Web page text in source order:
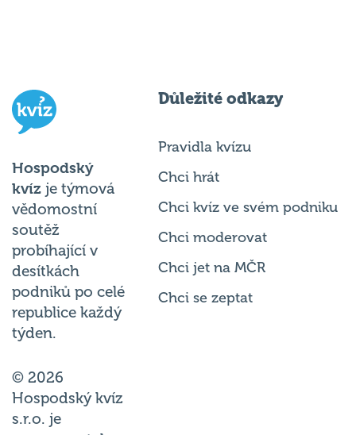
Hospodský
kvíz je týmová
vědomostní
soutěž
probíhající v
desítkách
podniků po celé
republice každý
týden.
© 2026
Hospodský kvíz
s.r.o. je
Důležité odkazy
Pravidla kvízu
Chci hrát
Chci kvíz ve svém podniku
Chci moderovat
Chci jet na MČR
Chci se zeptat